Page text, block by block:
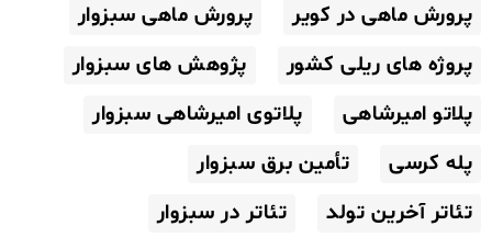
پرورش ماهی در کویر
پرورش ماهی سبزوار
پروژه های ریلی کشور
پژوهش های سبزوار
پلاتو امیرشاهی
پلاتوی امیرشاهی سبزوار
پله کرسی
تأمین برق سبزوار
تئاتر آخرین تولد
تئاتر در سبزوار